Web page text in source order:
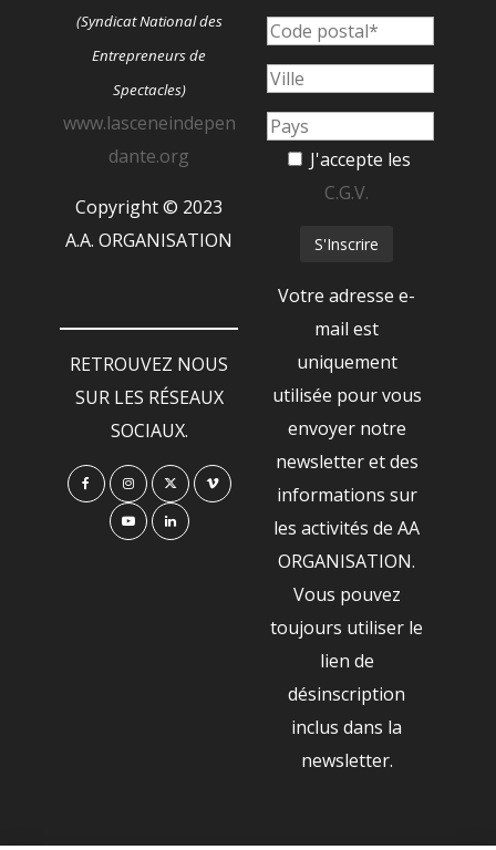
(Syndicat National des
Entrepreneurs de
Spectacles)
www.lasceneindepen
dante.org
Copyright © 2023
A.A. ORGANISATION
RETROUVEZ NOUS
SUR LES RÉSEAUX
SOCIAUX.
J'accepte les
C.G.V.
Votre adresse e-
mail est
uniquement
utilisée pour vous
envoyer notre
newsletter et des
informations sur
les activités de AA
ORGANISATION.
Vous pouvez
toujours utiliser le
lien de
désinscription
inclus dans la
newsletter.